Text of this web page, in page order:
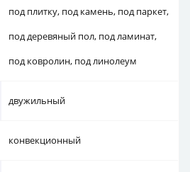
под плитку, под камень, под паркет,
под деревяный пол, под ламинат,
под ковролин, под линолеум
двужильный
конвекционный